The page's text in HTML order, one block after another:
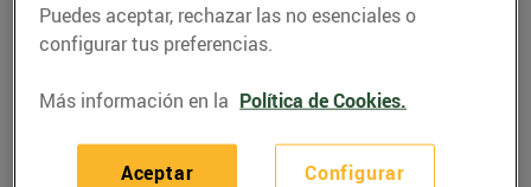
21/octubre/2020
Ingredients per a 4 persones: 300 g de
pinyons 50...
LEER MÁS
Puedes aceptar, rechazar las no esenciales o
configurar tus preferencias.
Más información en la Política de Cookies.
Configurar
Aceptar